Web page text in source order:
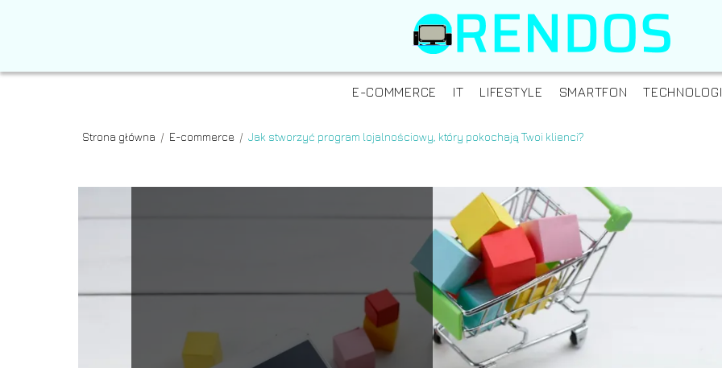
E-COMMERCE IT LIFESTYLE SMARTFON
Strona główna / E-commerce / Jak stworzyć program lojalnościowy, który pokochają Twoi klienci?